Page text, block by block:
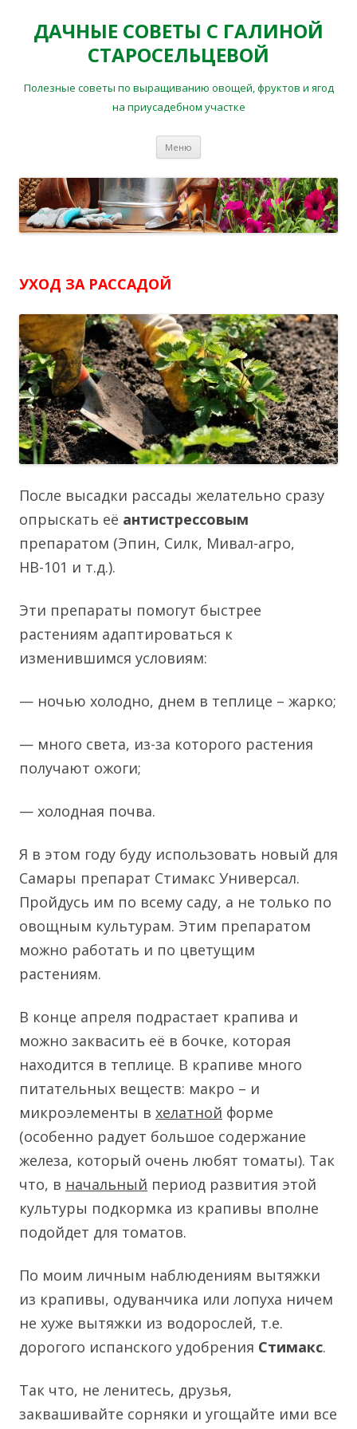
ДАЧНЫЕ СОВЕТЫ С ГАЛИНОЙ
СТАРОСЕЛЬЦЕВОЙ
Полезные советы по выращиванию овощей, фруктов и ягод
на приусадебном участке
Меню
УХОД ЗА РАССАДОЙ
После высадки рассады желательно сразу
опрыскать её антистрессовым
препаратом (Эпин, Силк, Мивал-агро,
НВ-101 и т.д.).
Эти препараты помогут быстрее
растениям адаптироваться к
изменившимся условиям:
— ночью холодно, днем в теплице – жарко;
— много света, из-за которого растения
получают ожоги;
— холодная почва.
Я в этом году буду использовать новый для
Самары препарат Стимакс Универсал.
Пройдусь им по всему саду, а не только по
овощным культурам. Этим препаратом
можно работать и по цветущим
растениям.
В конце апреля подрастает крапива и
можно заквасить её в бочке, которая
находится в теплице. В крапиве много
питательных веществ: макро – и
микроэлементы в хелатной форме
(особенно радует большое содержание
железа, который очень любят томаты). Так
что, в начальный период развития этой
культуры подкормка из крапивы вполне
подойдет для томатов.
По моим личным наблюдениям вытяжки
из крапивы, одуванчика или лопуха ничем
не хуже вытяжки из водорослей, т.е.
дорогого испанского удобрения Стимакс.
Так что, не ленитесь, друзья,
заквашивайте сорняки и угощайте ими все